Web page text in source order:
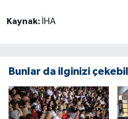
Kaynak: İHA
Bunlar da ilginizi